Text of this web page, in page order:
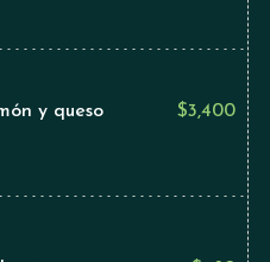
y queso $3,400